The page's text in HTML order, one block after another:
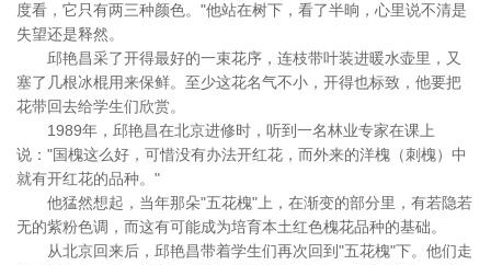
度看，它只有两三种颜色。"他站在树下，看了半晌，心里说不清是
失望还是释然。
邱艳昌采了开得最好的一束花序，连枝带叶装进暖水壶里，又
塞了几根冰棍用来保鲜。至少这花名气不小，开得也标致，他要把
花带回去给学生们欣赏。
1989年，邱艳昌在北京进修时，听到一名林业专家在课上
说："国槐这么好，可惜没有办法开红花，而外来的洋槐（刺槐）中
就有开红花的品种。"
他猛然想起，当年那朵"五花槐"上，在渐变的部分里，有若隐若
无的紫粉色调，而这有可能成为培育本土红色槐花品种的基础。
从北京回来后，邱艳昌带着学生们再次回到"五花槐"下。他们走